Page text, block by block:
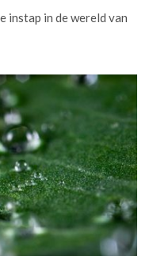
instap in de wereld van